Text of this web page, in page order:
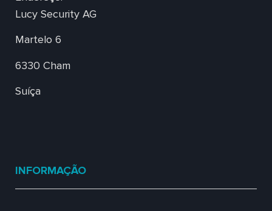
Lucy Security AG
Martelo 6
6330 Cham
Suíça
INFORMAÇÃO